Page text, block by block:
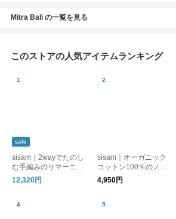
Mitra Bali の一覧を見る
このストアの人気アイテムランキング
sale
sisam｜2wayでたのし
む手編みのサマーニッ
ト【半袖】【透かし編
み】【天然素材】/2w
バー
12,320円
sisam｜オーガニック
コットン100％のノー
スリーブトップ【イン
ナー使い】【タンクト
ブトップ
4,950円